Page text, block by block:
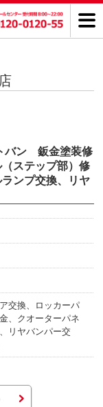
バン 鈑金塗装修
ステップ部）修
ンプ交換、リヤ
交換、ロッカーパ
、クオーターパネ
リヤバンパー交